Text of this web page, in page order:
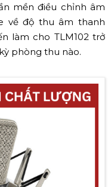
mền điều chỉnh âm
về độ thu âm thanh
làm cho TLM102 trở
phòng thu nào.